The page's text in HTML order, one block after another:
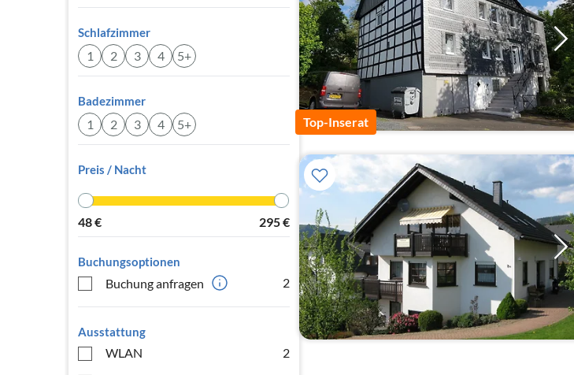
Schlafzimmer
1 2 3 4 5+
Badezimmer
1 2 3 4 5+
Preis / Nacht
48€ 295€
Buchungsoptionen
Buchung anfragen 2
Ausstattung
WLAN
2
Top-Inserat